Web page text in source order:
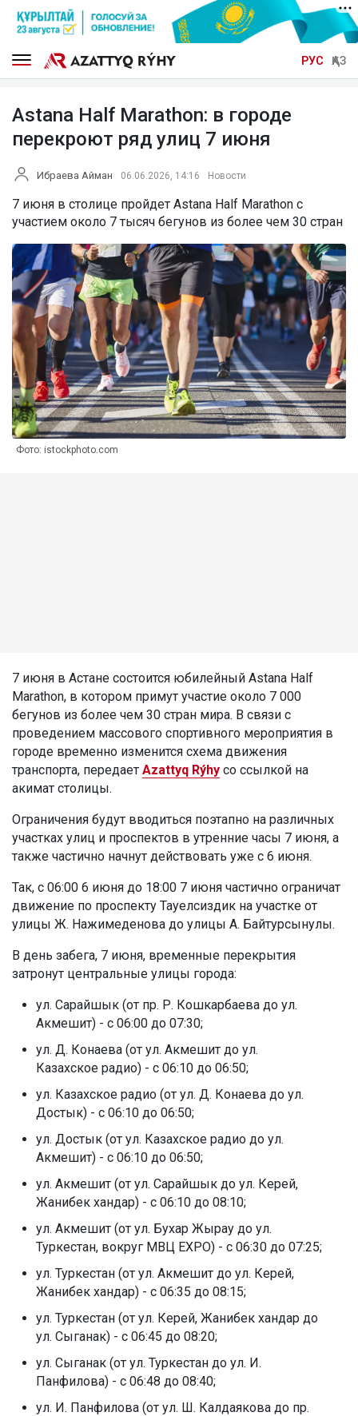
РУС ҚАЗ
Astana Half Marathon: в городе
перекроют ряд улиц 7 июня
Ибраева Айман 06.06.2026, 14:16 Новости
7 июня в столице пройдет Astana Half Marathon с
участием около 7 тысяч бегунов из более чем 30 стран
Фото: istockphoto.com
7 июня в Астане состоится юбилейный Astana Half
Marathon, в котором примут участие около 7 000
бегунов из более чем 30 стран мира. В связи с
проведением массового спортивного мероприятия в
городе временно изменится схема движения
транспорта, передает Azattyq Rýhy со ссылкой на
акимат столицы.
Ограничения будут вводиться поэтапно на различных
участках улиц и проспектов в утренние часы 7 июня, а
также частично начнут действовать уже с 6 июня.
Так, с 06:00 6 июня до 18:00 7 июня частично ограничат
движение по проспекту Тауелсиздик на участке от
улицы Ж. Нажимеденова до улицы А. Байтурсынулы.
В день забега, 7 июня, временные перекрытия
затронут центральные улицы города:
ул. Сарайшык (от пр. Р. Кошкарбаева до ул.
Акмешит) - с 06:00 до 07:30;
ул. Д. Конаева (от ул. Акмешит до ул.
Казахское радио) - с 06:10 до 06:50;
ул. Казахское радио (от ул. Д. Конаева до ул.
Достык) - с 06:10 до 06:50;
ул. Достык (от ул. Казахское радио до ул.
Акмешит) - с 06:10 до 06:50;
ул. Акмешит (от ул. Сарайшык до ул. Керей,
Жанибек хандар) - с 06:10 до 08:10;
ул. Акмешит (от ул. Бухар Жырау до ул.
Туркестан, вокруг МВЦ EXPO) - с 06:30 до 07:25;
ул. Туркестан (от ул. Акмешит до ул. Керей,
Жанибек хандар) - с 06:35 до 08:15;
ул. Туркестан (от ул. Керей, Жанибек хандар до
ул. Сыганак) - с 06:45 до 08:20;
ул. Сыганак (от ул. Туркестан до ул. И.
Панфилова) - с 06:48 до 08:40;
ул. И. Панфилова (от ул. Ш. Калдаякова до пр.